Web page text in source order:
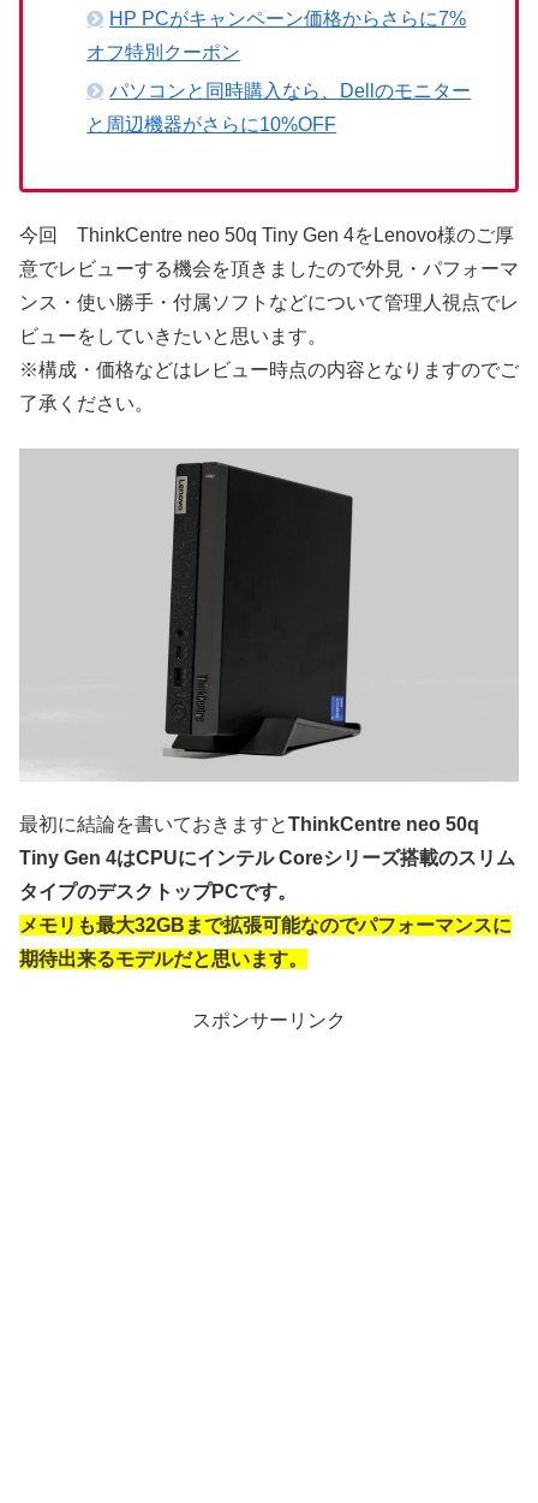
HP PCがキャンペーン価格からさらに7%
オフ特別クーポン
パソコンと同時購入なら、Dellのモニター
と周辺機器がさらに10%OFF
今回 ThinkCentre neo 50q Tiny Gen 4をLenovo様のご厚
意でレビューする機会を頂きましたので外見・パフォーマ
ンス・使い勝手・付属ソフトなどについて管理人視点でレ
ビューをしていきたいと思います。
※構成・価格などはレビュー時点の内容となりますのでご
了承ください。
最初に結論を書いておきますとThinkCentre neo 50q
Tiny Gen 4はCPUにインテル Coreシリーズ搭載のスリム
タイプのデスクトップPCです。
メモリも最大32GBまで拡張可能なのでパフォーマンスに
期待出来るモデルだと思います。
スポンサーリンク